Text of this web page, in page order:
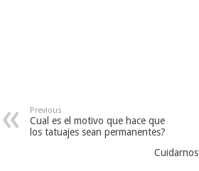
Previous
Cual es el motivo que hace que
los tatuajes sean permanentes?